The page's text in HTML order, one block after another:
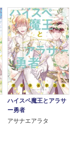
ハイスペ魔王とアラサ
ー勇者
アサナエアラタ